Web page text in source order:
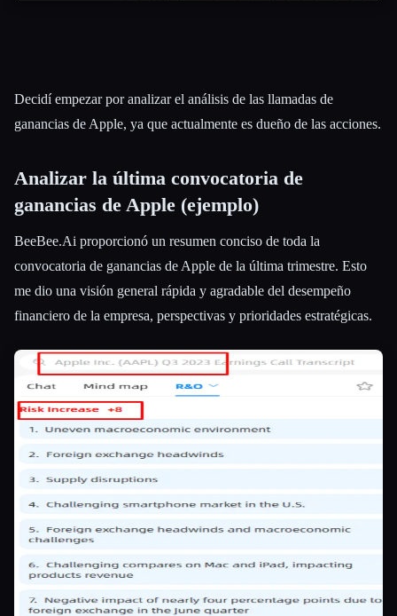
Decidí empezar por analizar el análisis de las llamadas de
ganancias de Apple, ya que actualmente es dueño de las acciones.
Analizar la última convocatoria de
ganancias de Apple (ejemplo)
BeeBee.Ai proporcionó un resumen conciso de toda la
convocatoria de ganancias de Apple de la última trimestre. Esto
me dio una visión general rápida y agradable del desempeño
financiero de la empresa, perspectivas y prioridades estratégicas.